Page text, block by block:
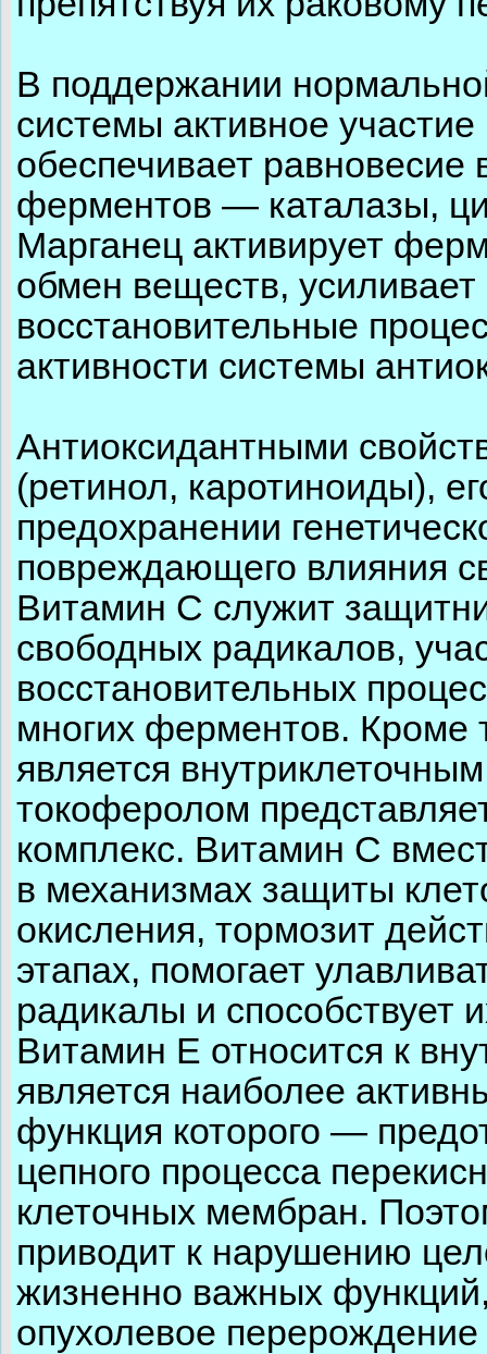
В поддержании
системы активное
обеспечивает равновесие
ферментов — каталазы,
Марганец активирует
обмен веществ, усиливает
восстановительные
активности системы
Антиоксидантными
(ретинол, каротиноиды),
предохранении
повреждающего влияния
Витамин С служит
свободных радикалов,
восстановительных
многих ферментов. Кроме
является
токоферолом
комплекс. Витамин С
в механизмах защиты
окисления, тормозит
этапах, помогает
радикалы и способствует
Витамин Е относится к
является наиболее
функция которого —
цепного процесса
клеточных мембран.
приводит к нарушению
жизненно важных
опухолевое перерождение